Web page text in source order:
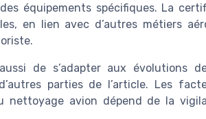
équipements spécifiques. La
en lien avec d’autres métiers
de s’adapter aux évolutions
parties de l’article. Les
nettoyage avion dépend de la